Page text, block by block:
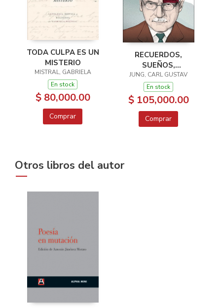
TODA CULPA ES UN
MISTERIO
MISTRAL, GABRIELA
En stock
$ 80,000.00
Comprar
RECUERDOS,
SUEÑOS,
PENSAMIENTOS
JUNG, CARL GUSTAV
En stock
$ 105,000.00
Comprar
Otros libros del autor